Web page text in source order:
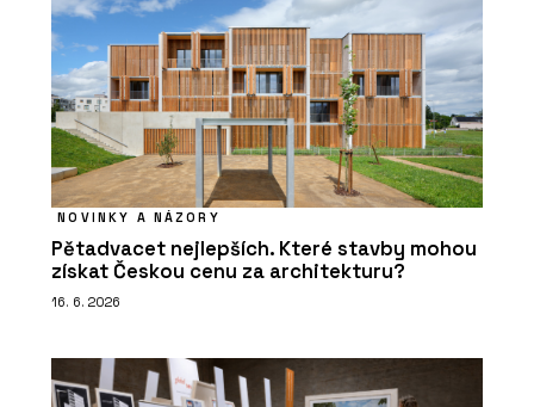
NOVINKY A NÁZORY
Pětadvacet nejlepších. Které stavby mohou
získat Českou cenu za architekturu?
16. 6. 2026